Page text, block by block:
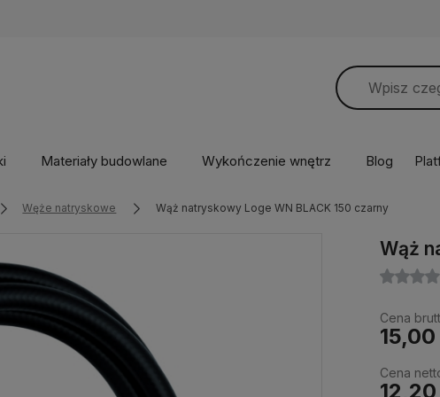
Materiały budowlane Wykończenie wnętrz Blog
Węże natryskowe Wąż natryskowy Loge WN BLACK 150 czarny
Wąż
Cena
15,00
Cena
12,20